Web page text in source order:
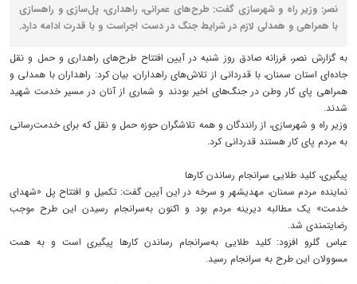
نصر: وزیر راه و شهرسازی گفت: طرح‌های عمرانی، راهداری، پل‌سازی و راهسازی
با همراهی و همدلی لازم در شرایط جنگ در دست اجراست و با قدرت ادامه دارد.
به گزارش نصر، فرزانه صادق روز شنبه در آیین افتتاح طرح‌های راهداری و حمل و نقل
جاده‌ای استان سمنان، با قدردانی از تلاش‌های راهداران، بیان کرد: راهداران با همدلی و
همراهی پای کار وطن در جنگ‌های اخیر بودند و شماری از آنان در مسیر خدمت شهید
شدند.
وزیر راه و شهرسازی، از رانندگان و همه تلاشگران حوزه حمل و نقل که برای خدمت‌رسانی
به مردم پای کار هستند قدردانی کرد.
پیگیری، کلید طلایی سرانجام رساندن کارها
نماینده مردم سمنان، مهدیشهر و سرخه در این آیین گفت: تکمیل و افتتاح پل «شهدای
خدمت» یک مطالبه دیرینه مردم بود و اکنون به‌سرانجام رسیدن این طرح موجب
رضایتمندی شد.
عباس گلرو افزود: کلید طلایی به‌سرانجام رساندن کارها پیگیری است و به همت
مسوولان این طرح به سرانجام رسید.